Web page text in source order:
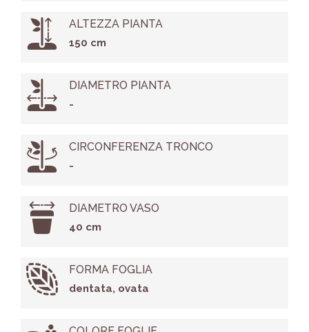
ALTEZZA PIANTA
150 cm
DIAMETRO PIANTA
-
CIRCONFERENZA TRONCO
-
DIAMETRO VASO
40 cm
FORMA FOGLIA
dentata, ovata